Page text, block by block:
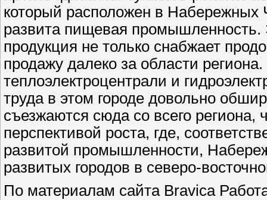
который расположен в Набережных
развита пищевая
продукция не только снабжает
продажу далеко за области
теплоэлектроцентрали и
труда в этом городе довольно
съезжаются сюда со всего региона,
перспективой роста, где,
развитой промышленности,
развитых городов в северо-
По материалам сайта Bravica